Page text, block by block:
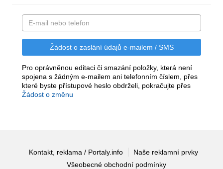
Pro oprávněnou editaci či smazání položky, která není
spojena s žádným e-mailem ani telefonním číslem, přes
které byste přístupové heslo obdrželi, pokračujte přes
Žádost o změnu
Kontakt, reklama / Portaly.info
Naše reklamní prvky
Všeobecné obchodní podmínky